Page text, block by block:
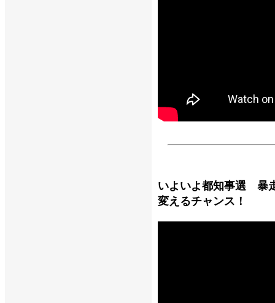
いよいよ都知事選 暴
変えるチャンス！